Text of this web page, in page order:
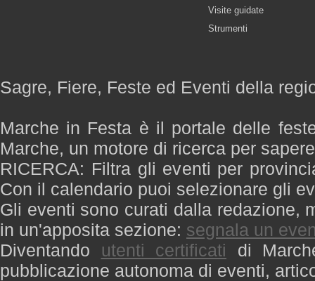
Visite guidate
Strumenti
Sagre, Fiere, Feste ed Eventi della
Marche in Festa è il portale delle
Marche, un motore di ricerca per
RICERCA: Filtra gli eventi per
Con il calendario puoi selezionare gli
Gli eventi sono curati dalla redazione,
in un'apposita sezione: segnala un
Diventando utenti certificati di
pubblicazione autonoma di eventi,